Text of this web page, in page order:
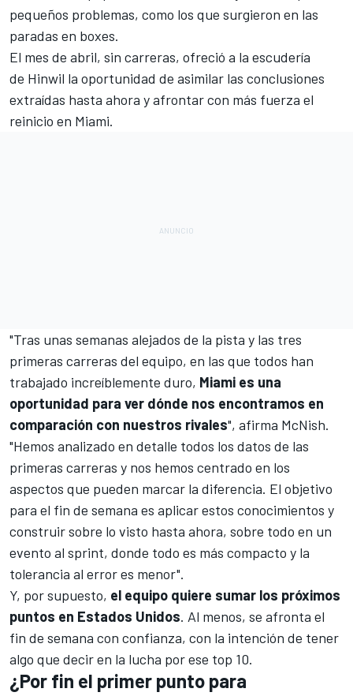
pequeños problemas, como los que surgieron en las
paradas en boxes.
El mes de abril, sin carreras, ofreció a la escudería
de Hinwil la oportunidad de asimilar las conclusiones
extraídas hasta ahora y afrontar con más fuerza el
reinicio en Miami.
"Tras unas semanas alejados de la pista y las tres
primeras carreras del equipo, en las que todos han
trabajado increíblemente duro, Miami es una
oportunidad para ver dónde nos encontramos en
comparación con nuestros rivales", afirma McNish.
"Hemos analizado en detalle todos los datos de las
primeras carreras y nos hemos centrado en los
aspectos que pueden marcar la diferencia. El objetivo
para el fin de semana es aplicar estos conocimientos y
construir sobre lo visto hasta ahora, sobre todo en un
evento al sprint, donde todo es más compacto y la
tolerancia al error es menor".
Y, por supuesto, el equipo quiere sumar los próximos
puntos en Estados Unidos. Al menos, se afronta el
fin de semana con confianza, con la intención de tener
algo que decir en la lucha por ese top 10.
¿Por fin el primer punto para